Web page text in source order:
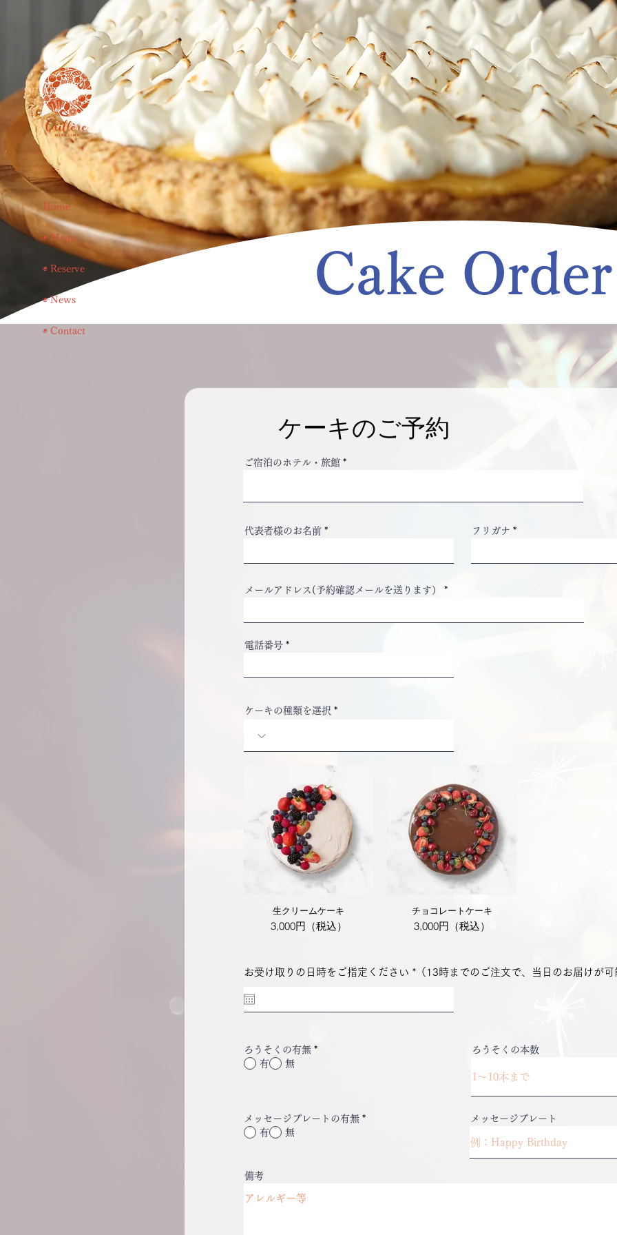
Home
◉ Menu
◉ Reserve
◉ News
◉ Contact
Cake Order
ケーキのご予約
ご宿泊のホテル・旅館
代表者様のお名前 フリガナ
メールアドレス(予約確認メールを送ります）
電話番号
ケーキの種類を選択
生クリームケーキ
3,000円（税込）
チョコレートケーキ
3,000円（税込）
お受け取りの日時をご指定ください *（13時までのご注文で、当日のお届けが可
ろうそくの有無 *
有
無
ろうそくの本数
メッセージプレートの有無 *
有
無
メッセージプレート
備考